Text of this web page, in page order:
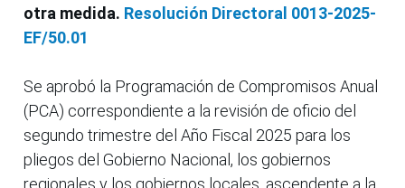
otra medida. Resolución Directoral 0013-2025-
EF/50.01
Se aprobó la Programación de Compromisos Anual
(PCA) correspondiente a la revisión de oficio del
segundo trimestre del Año Fiscal 2025 para los
pliegos del Gobierno Nacional, los gobiernos